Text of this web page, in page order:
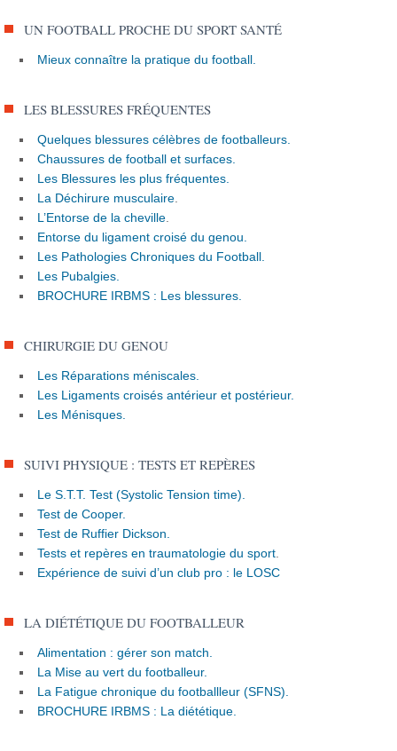
UN FOOTBALL PROCHE DU SPORT SANTÉ
Mieux connaître la pratique du football.
LES BLESSURES FRÉQUENTES
Quelques blessures célèbres de footballeurs.
Chaussures de football et surfaces.
Les Blessures les plus fréquentes.
La Déchirure musculaire
L’Entorse de la cheville
Entorse du ligament croisé du genou.
Les Pathologies Chroniques du Football.
Les Pubalgies.
BROCHURE IRBMS : Les blessures.
CHIRURGIE DU GENOU
Les Réparations méniscales.
Les Ligaments croisés antérieur et postérieur.
Les Ménisques.
SUIVI PHYSIQUE : TESTS ET REPÈRES
Le S.T.T. Test (Systolic Tension time).
Test de Cooper.
Test de Ruffier Dickson.
Tests et repères en traumatologie du sport
Expérience de suivi d’un club pro : le LOSC
LA DIÉTÉTIQUE DU FOOTBALLEUR
Alimentation : gérer son match.
La Mise au vert du footballeur.
La Fatigue chronique du footballleur (SFNS).
BROCHURE IRBMS : La diététique.